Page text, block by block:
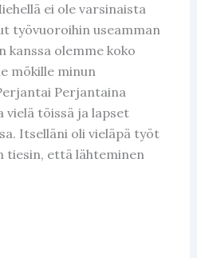
ei ole varsinaista
työvuoroihin useamman
kanssa olemme koko
mökille minun
Perjantaina
vielä töissä ja lapset
Itselläni oli vieläpä työt
tiesin, että lähteminen